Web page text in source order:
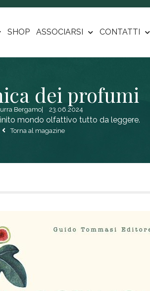
SHOP ASSOCIARSI CONTATTI
dei profumi
Bergamo| 23.06.2024
mondo olfattivo tutto da leggere.
Torna al magazine